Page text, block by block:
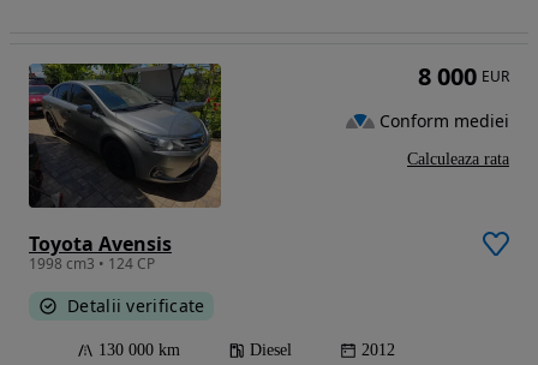
Toyota Avensis
1998 cm3 • 124 CP
Detalii verificate
130 000 km Diesel 2012
8 000 EUR
Conform mediei
Calculeaza rata